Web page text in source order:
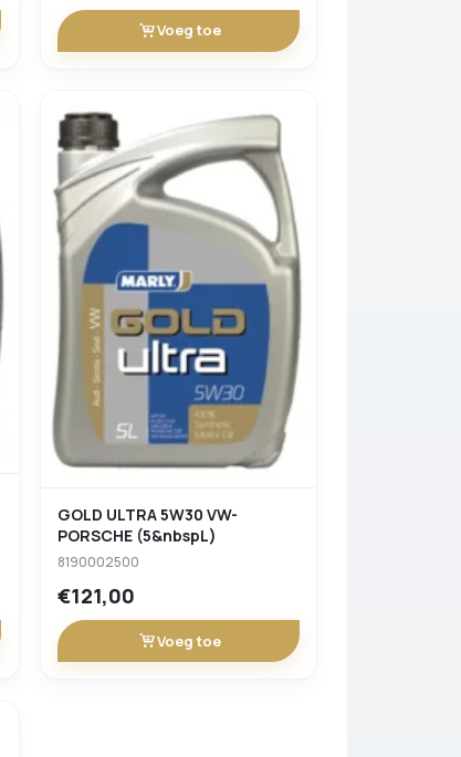
Voeg toe
GOLD ULTRA 5W30 VW-
PORSCHE (5&nbspL)
8190002500
€121,00
Voeg toe